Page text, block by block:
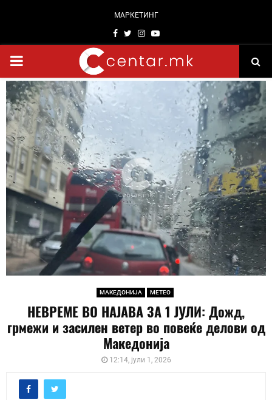
МАРКЕТИНГ
Facebook
TwitterInstagram
Youtube
PRIMARY
MENU
МАКЕДОНИЈА МЕТЕО
НЕВРЕМЕ ВО НАЈАВА ЗА 1 ЈУЛИ: Дожд,
грмежи и засилен ветер во повеќе делови од
Македонија
12:14, јули 1, 2026